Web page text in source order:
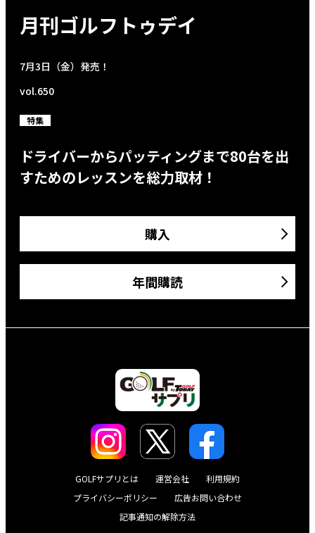
月刊ゴルフトゥデイ
7月3日（金）発売！
vol.650
特集
ドライバーからパッティングまで80台を出
すためのレッスンを総力取材！
購入
年間購読
GOLFサプリとは 運営会社
利用規約
プライバシーポリシー
広告お問い合わせ
記事通知の解除方法